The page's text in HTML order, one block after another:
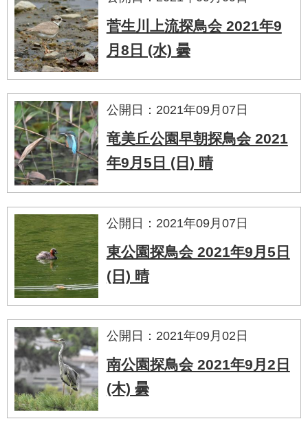
菅生川上流探鳥会 2021年9
月8日 (水) 曇
公開日：2021年09月07日
竜美丘公園早朝探鳥会 2021
年9月5日 (日) 晴
公開日：2021年09月07日
東公園探鳥会 2021年9月5日
(日) 晴
公開日：2021年09月02日
南公園探鳥会 2021年9月2日
(木) 曇